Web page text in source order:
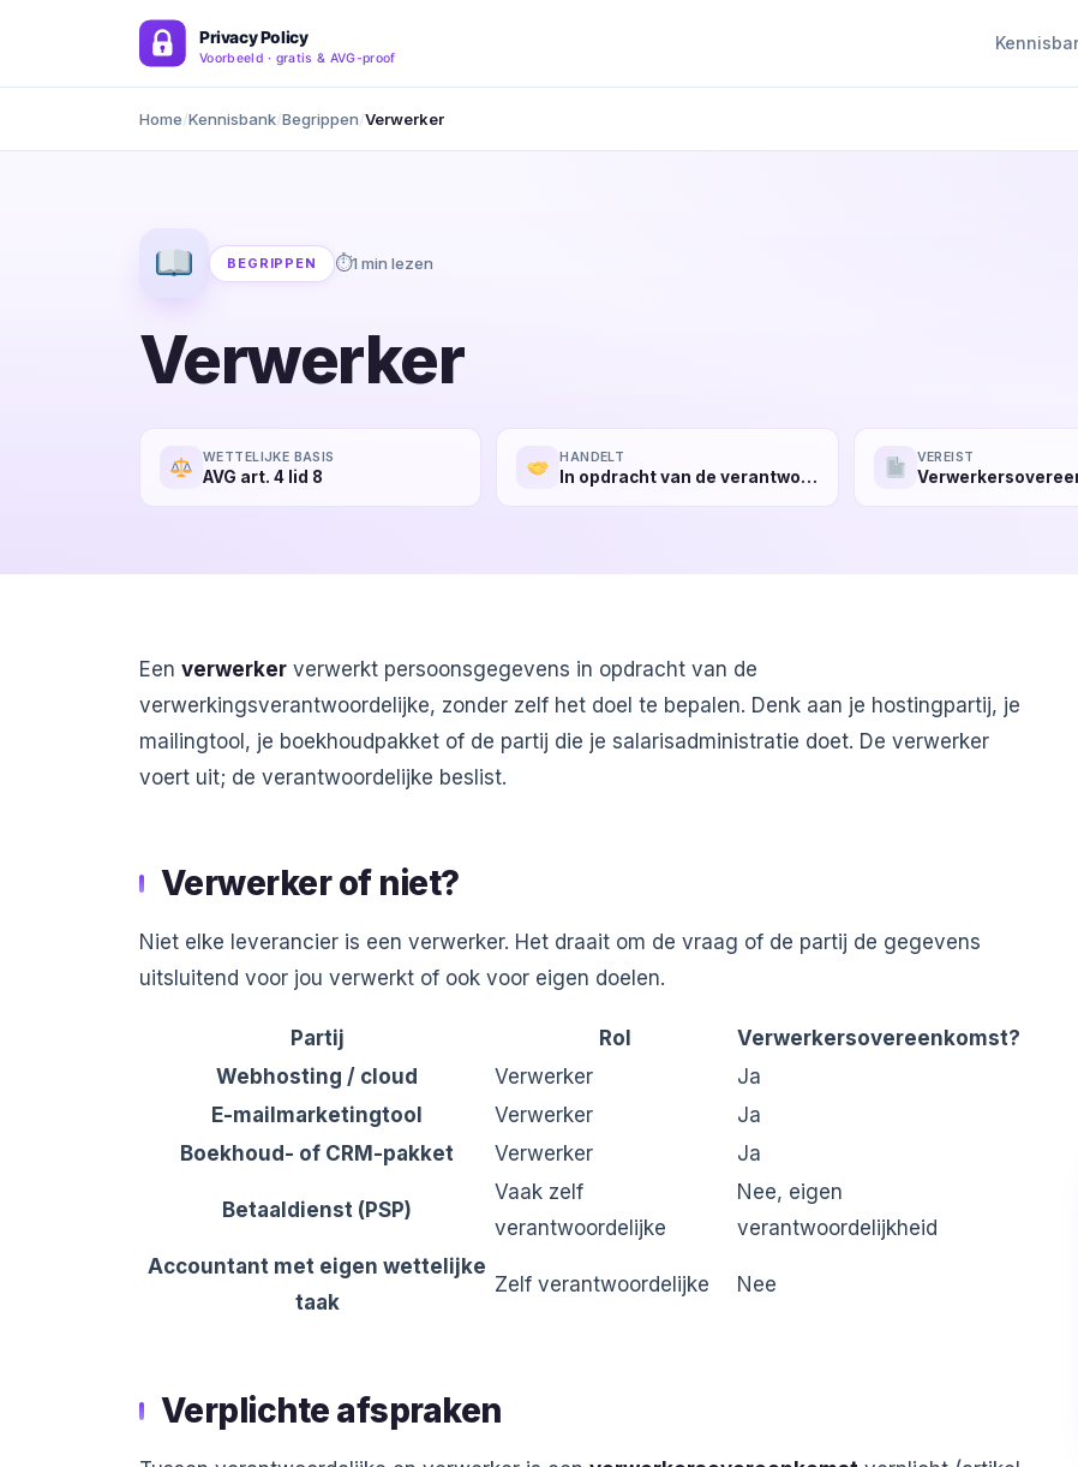
Home Kennisbank Begrippen Verwerker
BEGRIPPEN 1 min lezen
Verwerker
WETTELIJKE BASIS
AVG art. 4 lid 8
HANDELT
In opdracht van de verantwoordelijke
VEREIST
Een verwerker verwerkt persoonsgegevens in opdracht van de
verwerkingsverantwoordelijke, zonder zelf het doel te bepalen. Denk aan je hostingpartij, je
mailingtool, je boekhoudpakket of de partij die je salarisadministratie doet. De verwerker
voert uit; de verantwoordelijke beslist.
Verwerker of niet?
Niet elke leverancier is een verwerker. Het draait om de vraag of de partij de gegevens
uitsluitend voor jou verwerkt of ook voor eigen doelen.
Partij Rol
Verwerkersovereenkomst?
Webhosting / cloud
Verwerker
Ja
E-mailmarketingtool
Verwerker
Ja
Boekhoud- of CRM-pakket
Verwerker Ja
Betaaldienst (PSP)
Vaak zelf
verantwoordelijke
Nee, eigen
verantwoordelijkheid
Accountant met eigen wettelijke
taak
Zelf verantwoordelijke Nee
Verplichte afspraken